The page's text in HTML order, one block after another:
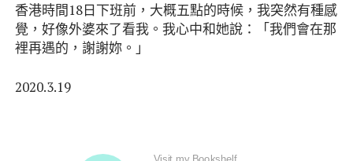
香港時間18日下班前，大概五點的時候，我突然有種感
覺，好像外婆來了看我。我心中和她說：「我們會在那
裡再遇的，謝謝妳。」
2020.3.19